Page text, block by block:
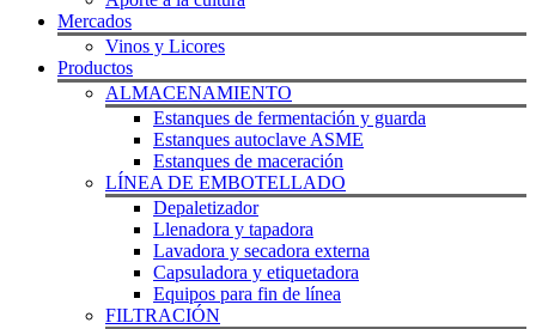
Mercados
Vinos y Licores
Productos
ALMACENAMIENTO
Estanques de fermentación y guarda
Estanques autoclave ASME
Estanques de maceración
LÍNEA DE EMBOTELLADO
Depaletizador
Llenadora y tapadora
Lavadora y secadora externa
Capsuladora y etiquetadora
Equipos para fin de línea
FILTRACIÓN